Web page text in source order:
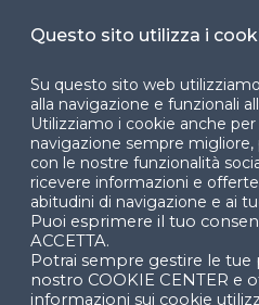
© 2024 Copyright ©
di Ingegneria Gestionale
Questo sito utilizza i
Su questo sito web
alla navigazione e funzionali
Utilizziamo i cookie anche
navigazione sempre migliore,
con le nostre funzionalità
ricevere informazioni e
abitudini di navigazione e ai
Puoi esprimere il tuo
ACCETTA.
Potrai sempre gestire le
nostro COOKIE CENTER e
informazioni sui cookie